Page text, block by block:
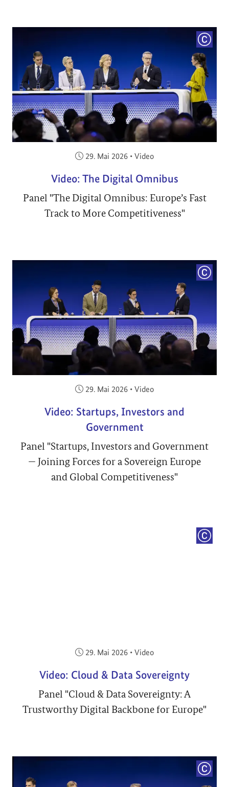
Veröffentlicht am:
29. Mai 2026 • Video
Video: The Digital Omnibus
Panel "The Digital Omnibus: Europe’s Fast
Track to More Competitiveness"
Veröffentlicht am:
29. Mai 2026 • Video
Video: Startups, Investors and
Government
Panel "Startups, Investors and Government
— Joining Forces for a Sovereign Europe
and Global Competitiveness"
Veröffentlicht am:
29. Mai 2026 • Video
Video: Cloud & Data Sovereignty
Panel "Cloud & Data Sovereignty: A
Trustworthy Digital Backbone for Europe"